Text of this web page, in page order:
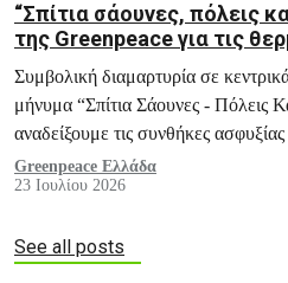
“Σπίτια σάουνες, πόλεις
της Greenpeace για τις
σπιτιών και των πόλεών
Συμβολική διαμαρτυρία σε
μήνυμα “Σπίτια Σάουνες - Πόλεις
αναδείξουμε τις συνθήκες
εκατομμύρια πολίτες κάθε
καύσωνα, μέσα στα ίδια τους τα
Greenpeace Ελλάδα
23 Ιουλίου 2026
See all posts